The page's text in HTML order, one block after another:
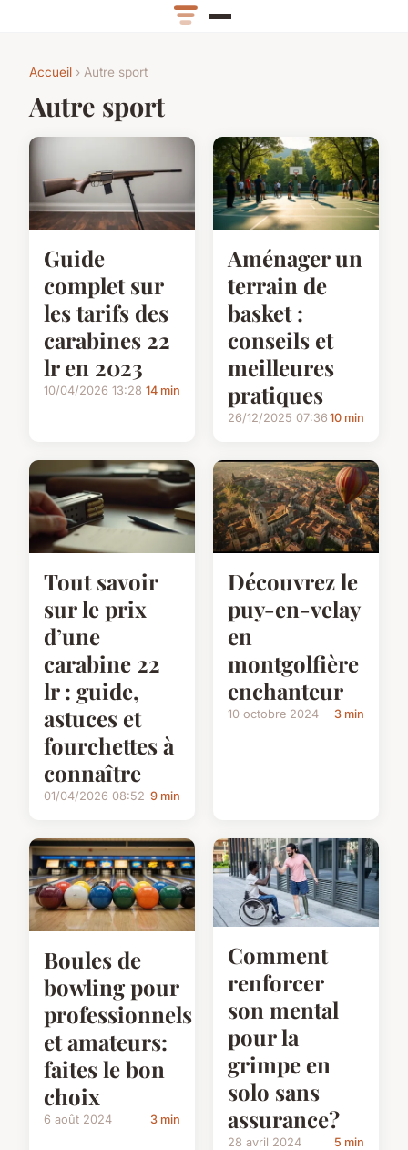
Accueil › Autre sport
Autre sport
Guide
complet sur
les tarifs des
carabines 22
lr en 2023
10/04/2026 13:28 14 min
Aménager un
terrain de
basket :
conseils et
meilleures
pratiques
26/12/2025 07:36 10 min
Tout savoir
sur le prix
d’une
carabine 22
lr : guide,
astuces et
fourchettes à
connaître
01/04/2026 08:52 9 min
Découvrez le
puy-en-velay
en
montgolfière
enchanteur
10 octobre 2024 3 min
Boules de
bowling pour
professionnels
et amateurs:
faites le bon
choix
6 août 2024 3 min
Comment
renforcer
son mental
pour la
grimpe en
solo sans
assurance?
28 avril 2024 5 min